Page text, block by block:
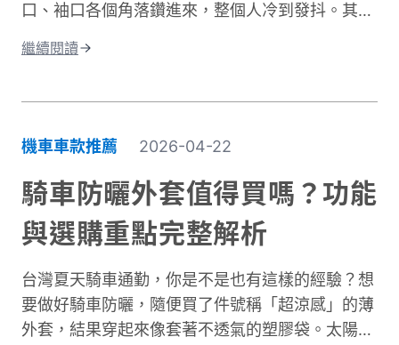
口、袖口各個角落鑽進來，整個人冷到發抖。其實
護。台灣氣候的冬季雖然氣溫很少跌破0度，但
擊。當你在冬季騎車時，迎面而來的強風會快速破
壞人體周圍的隔熱空氣層。即使環境溫度有
10°C，在時速 50 公里的風壓下，體感溫度約降至
5 至 6°C 左右，溫降幅度接近一半。 更糟的是，
台灣冬季平均相對濕度經常高於75%。潮濕空氣傳
灌進衣服裡，身體必須消耗更多能量去加熱這些水
分子，騎車保暖變得格外困難。這就是為什麼一件
真正有效的防寒外套對機車族來說不只是選配，而
繼續閱讀
機車車款推薦 2026-04-22
騎車防曬外套值得買嗎？功能
與選購重點完整解析
台灣夏天騎車通勤，你是不是也有這樣的經驗？想
要做好騎車防曬，隨便買了件號稱「超涼感」的薄
外套，結果穿起來像套著不透氣的塑膠袋。太陽確